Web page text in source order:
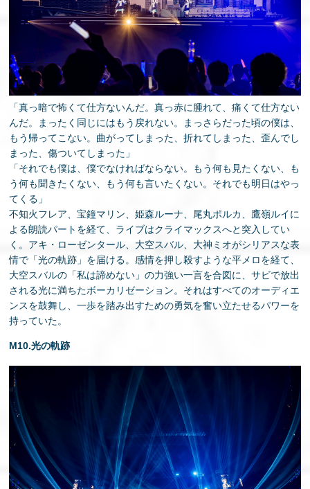
「真っ暗で怖くて仕方ないんだ。真っ赤に腫れて、痛くて仕方ない
んだ。まったく同じにはもう戻れない。まっさらだった頃の僕は、
もう帰ってこない。曲がってしまった、折れてしまった、歪んでし
まった、傷ついてしまった」
「それでも僕は、僕でなければならない。もう何も見たくない、も
う何も聞きたくない、もう何も言いたくない。それでも明日はやっ
てくる」
不知火フレア、宝鐘マリン、姫森ルーナ、尾丸ポルカ、鷹嶺ルイに
よる朗読パートを経て、ライブはクライマックスへと突入してい
く。アキ・ローゼンタール、大空スバル、大神ミオがシリアスな表
情で「光の軌跡」を届ける。感情を押し殺すような平メロを経て、
大空スバルの「私は諦めない」の力強い一言を合図に、サビで放出
される光に満ちたボーカリゼーション。それはすべてのオーディエ
ンスを鼓舞し、一歩を踏み出すための勇気を奮い立たせるパワーを
持っていた。
M10.光の軌跡